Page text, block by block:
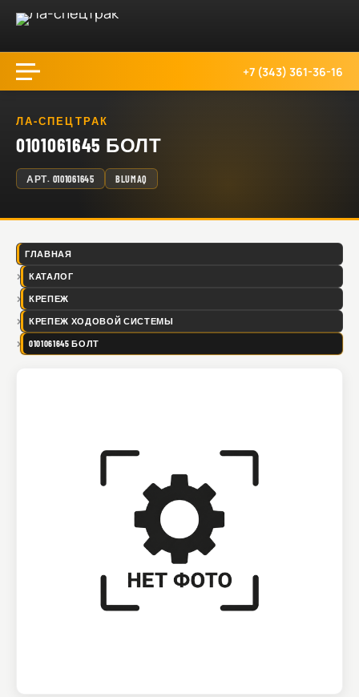
+7 (343) 361-36-16
ЛА-СПЕЦТРАК
0101061645 БОЛТ
АРТ. 0101061645 BLUMAQ
ГЛАВНАЯ
КАТАЛОГ
КРЕПЕЖ
КРЕПЕЖ ХОДОВОЙ СИСТЕМЫ
0101061645 БОЛТ